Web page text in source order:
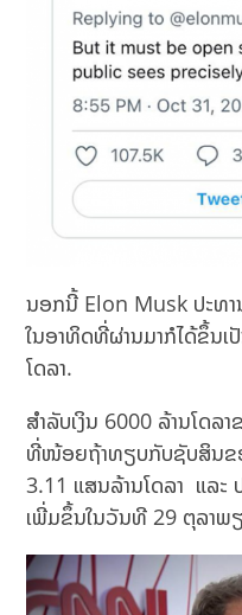
ນອກນີ້ Elon Musk ປະທາ
ໃນອາທິດທີ່ຜ່ານມາກໍໄດ້ຂຶ້ນ
ໂດລາ.
ສຳລັບເງິນ 6000 ລ້ານໂດລ
ທີ່ໜ້ອຍຖ້າທຽບກັບຊັບສິນຂ
3.11 ແສນລ້ານໂດລາ ແລະ
ເພີ່ມຂຶ້ນໃນວັນທີ 29 ຕຸລາພ